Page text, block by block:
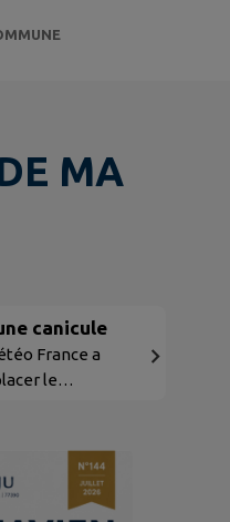
MA
canicule
France a
le
. La situation
son début
sont